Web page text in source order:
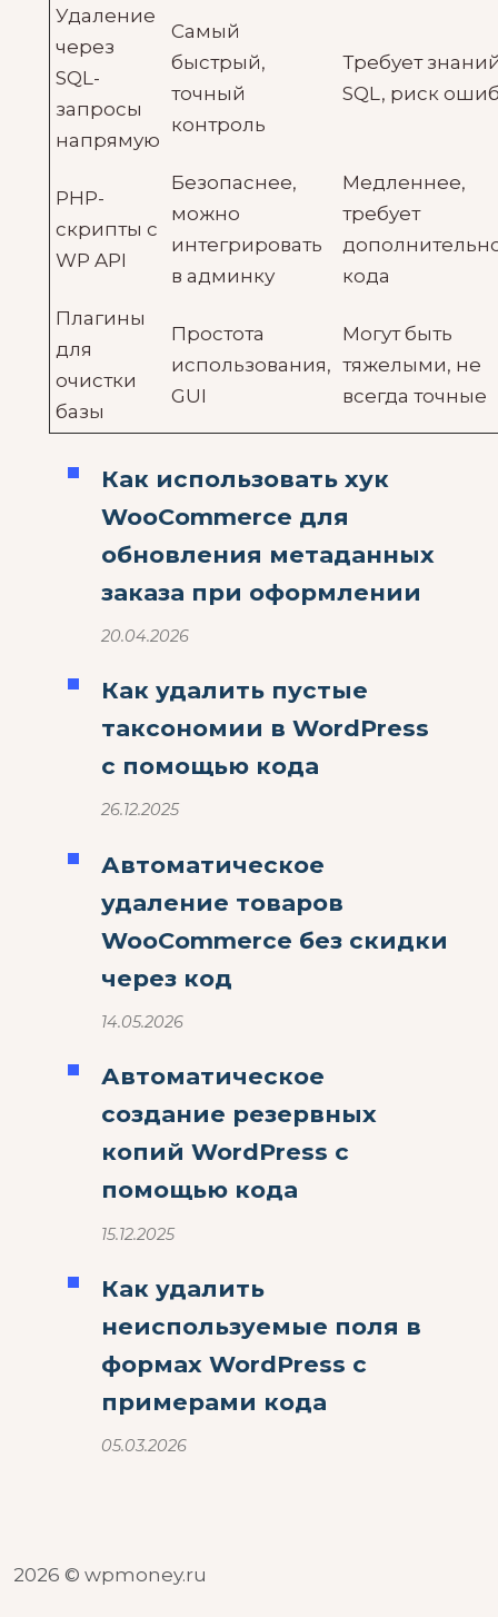
Удаление
через
SQL-
запросы
напрямую
Самый
быстрый,
точный
контроль
Требует
SQL, риск
PHP-
скрипты с
WP API
Безопаснее,
можно
интегрировать
в админку
Медленнее,
требует
кода
Плагины
для
очистки
базы
Простота
использования,
GUI
Могут быть
тяжелыми, не
всегда точные
Как использовать хук
WooCommerce для
обновления метаданных
заказа при оформлении
20.04.2026
Как удалить пустые
таксономии в WordPress
с помощью кода
26.12.2025
Автоматическое
удаление товаров
WooCommerce без скидки
через код
14.05.2026
Автоматическое
создание резервных
копий WordPress с
помощью кода
15.12.2025
Как удалить
неиспользуемые поля в
формах WordPress с
примерами кода
05.03.2026
2026 © wpmoney.ru